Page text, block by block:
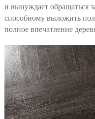
и вынуждает обращаться
способному выложить пол
полное впечатление